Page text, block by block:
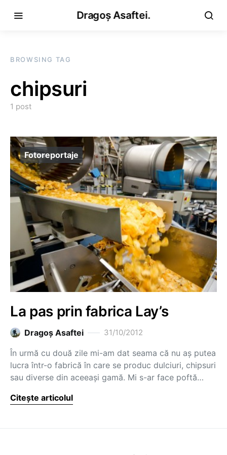
Dragoș Asaftei.
BROWSING TAG
chipsuri
1 post
Fotoreportaje
La pas prin fabrica Lay’s
Dragoş Asaftei 31/10/2012
În urmă cu două zile mi-am dat seama că nu aș putea
lucra într-o fabrică în care se produc dulciuri, chipsuri
sau diverse din aceeași gamă. Mi s-ar face poftă…
Citește articolul